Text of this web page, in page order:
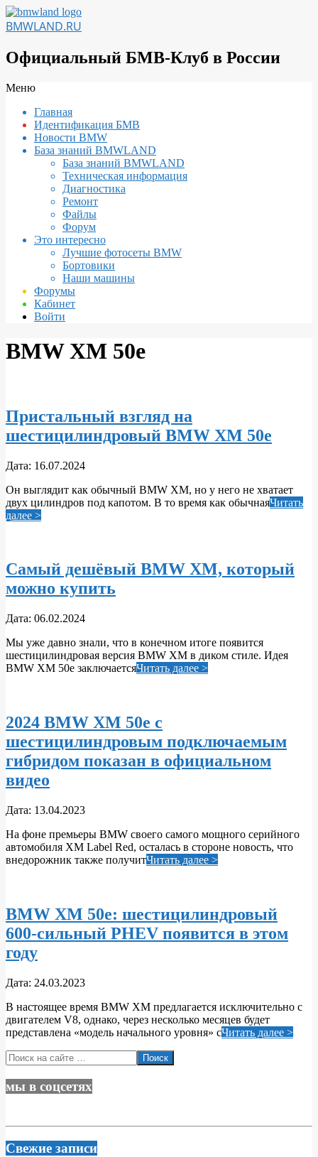
Перейти
к
BMWLAND.RU
Официальный БМВ-Клуб в России
Вторичное
навигации
Меню
Главная
Идентификация БМВ
Новости BMW
База знаний BMWLAND
База знаний BMWLAND
Техническая информация
Диагностика
Ремонт
Файлы
Форум
Это интересно
Лучшие фотосеты BMW
Бортовики
Наши машины
Форумы
Кабинет
Войти
BMW XM 50e
Пристальный взгляд на
шестицилиндровый BMW XM 50e
2024-
16
Дата: 16.07.2024
Он выглядит как обычный BMW XM, но у него не хватает
двух цилиндров под капотом. В то время как обычнаяЧитать
далее >
Самый дешёвый BMW XM, который
можно купить
2024-
06
Дата: 06.02.2024
Мы уже давно знали, что в конечном итоге появится
шестицилиндровая версия BMW XM в диком стиле. Идея
BMW XM 50e заключаетсяЧитать далее >
2024 BMW XM 50e с
шестицилиндровым подключаемым
гибридом показан в официальном
видео
2023-
13
Дата: 13.04.2023
На фоне премьеры BMW своего самого мощного серийного
автомобиля XM Label Red, осталась в стороне новость, что
внедорожник также получитЧитать далее >
BMW XM 50e: шестицилиндровый
600-сильный PHEV появится в этом
году
2023-
24
Дата: 24.03.2023
В настоящее время BMW XM предлагается исключительно с
двигателем V8, однако, через несколько месяцев будет
представлена ​​«модель начального уровня» сЧитать далее >
Поиск
мы в соцсетях
Свежие записи